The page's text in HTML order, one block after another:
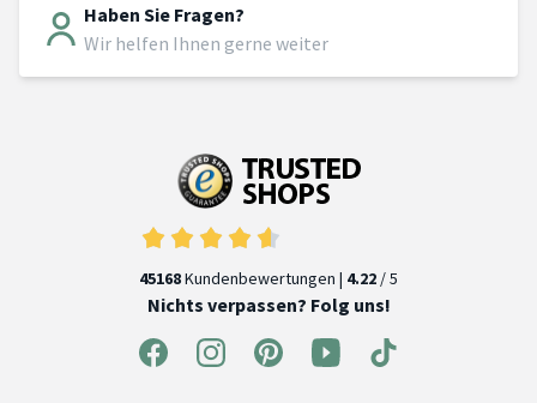
Haben Sie Fragen?
Wir helfen Ihnen gerne weiter
45168Kundenbewertungen | 4.22 / 5
Nichts verpassen? Folg uns!